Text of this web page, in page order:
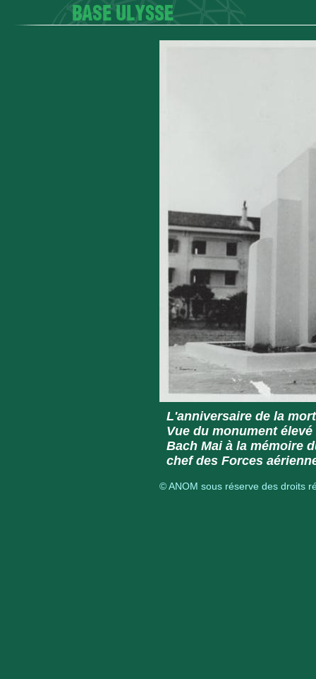
L'anniversaire de la
Vue du monument
Bach Mai à la mémoire
chef des Forces
© ANOM sous réserve des droits